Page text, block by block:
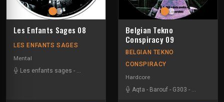
Les Enfants Sages 08
LES ENFANTS SAGES
Mental
Les enfants sages -
Belgian Tekno
Conspiracy 09
BELGIAN TEKNO
CONSPIRACY
Hardcore
Aqta - Barouf - G303 -